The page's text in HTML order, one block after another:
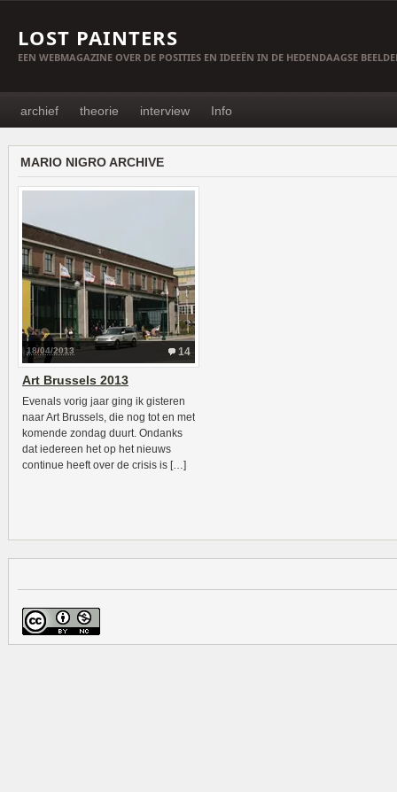
LOST PAINTERS
EEN WEBMAGAZINE OVER DE POSITIES EN IDEEËN IN DE HEDENDAAGSE
archief theorie interview Info
MARIO NIGRO ARCHIVE
14
18/04/2013
Art Brussels 2013
Evenals vorig jaar ging ik gisteren
naar Art Brussels, die nog tot en met
komende zondag duurt. Ondanks
dat iedereen het op het nieuws
continue heeft over de crisis is […]